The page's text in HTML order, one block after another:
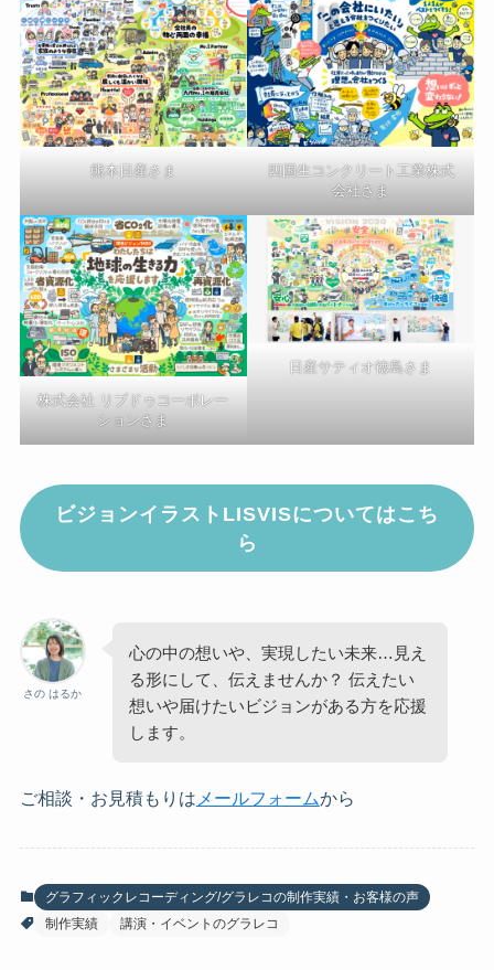
熊本日産さま
四国生コンクリート工業株式
会社さま
株式会社 リブドゥコーポレー
ションさま
日産サティオ徳島さま
ビジョンイラストLISVISについてはこち
ら
さの はるか
心の中の想いや、実現したい未来…見え
る形にして、伝えませんか？ 伝えたい
想いや届けたいビジョンがある方を応援
します。
ご相談・お見積もりは メールフォームから
グラフィックレコーディング/グラレコの制作実績・お客様の声
制作実績
講演・イベントのグラレコ